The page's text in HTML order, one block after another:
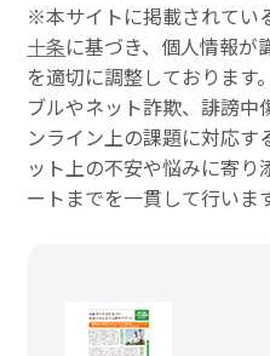
※本サイトに掲載されてい
十条に基づき、個人情報が
を適切に調整しております
ブルやネット詐欺、誹謗中
ンライン上の課題に対応す
ット上の不安や悩みに寄
ートまでを一貫して行いま